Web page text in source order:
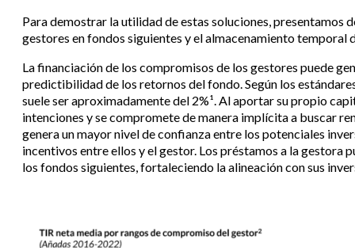
Para demostrar la utilidad de estas soluciones, presentamos
gestores en fondos siguientes y el almacenamiento temporal
La financiación de los compromisos de los gestores puede
predictibilidad de los retornos del fondo. Según los
suele ser aproximadamente del 2%¹. Al aportar su propio
intenciones y se compromete de manera implícita a buscar
genera un mayor nivel de confianza entre los potenciales
incentivos entre ellos y el gestor. Los préstamos a la gestora
los fondos siguientes, fortaleciendo la alineación con sus